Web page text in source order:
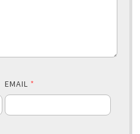
EMAIL *